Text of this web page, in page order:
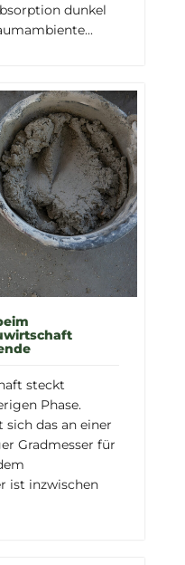
dunkel
steckt
Phase.
das an einer
Gradmesser für
ist inzwischen